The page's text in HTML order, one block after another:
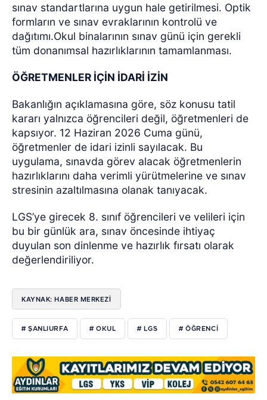
sınav standartlarına uygun hale getirilmesi. Optik
formların ve sınav evraklarının kontrolü ve
dağıtımı.Okul binalarının sınav günü için gerekli
tüm donanımsal hazırlıklarının tamamlanması.
ÖĞRETMENLER İÇİN İDARİ İZİN
Bakanlığın açıklamasına göre, söz konusu tatil
kararı yalnızca öğrencileri değil, öğretmenleri de
kapsıyor. 12 Haziran 2026 Cuma günü,
öğretmenler de idari izinli sayılacak. Bu
uygulama, sınavda görev alacak öğretmenlerin
hazırlıklarını daha verimli yürütmelerine ve sınav
stresinin azaltılmasına olanak tanıyacak.
LGS’ye girecek 8. sınıf öğrencileri ve velileri için
bu bir günlük ara, sınav öncesinde ihtiyaç
duyulan son dinlenme ve hazırlık fırsatı olarak
değerlendiriliyor.
KAYNAK: HABER MERKEZİ
# ŞANLIURFA # OKUL # LGS # ÖĞRENCI